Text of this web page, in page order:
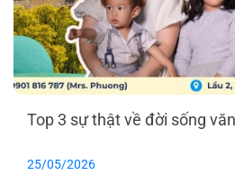
Top 3 sự thật về đời sống
25/05/2026